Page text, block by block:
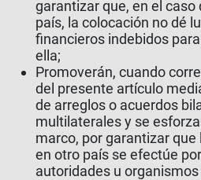
garantizar que, en el
país, la colocación no dé
financieros indebidos
ella;
Promoverán, cuando
del presente artículo
de arreglos o acuerdos
multilaterales y se
marco, por garantizar
en otro país se efectúe
autoridades u